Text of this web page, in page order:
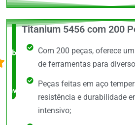
O +
barato,
avaliado!
Titanium 5456 com 200
Com 200 peças, oferece
de ferramentas para
Peças feitas em aço
resistência e durabilidade
intensivo;